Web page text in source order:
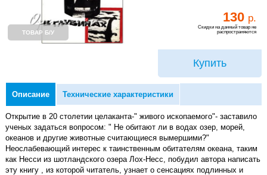
ТОВАР Б/У
130 р.
Скидки на данный товар не
распространяются
Купить
Описание Технические характеристики
Открытие в 20 столетии целаканта-" живого ископаемого"- заставило
ученых задаться вопросом: " Не обитают ли в водах озер, морей,
океанов и другие животные считающиеся вымершими?"
Неослабевающий интерес к таинственным обитателям океана, таким
как Несси из шотландского озера Лох-Несс, побудил автора написать
эту книгу , из которой читатель, узнает о сенсациях подлинных и